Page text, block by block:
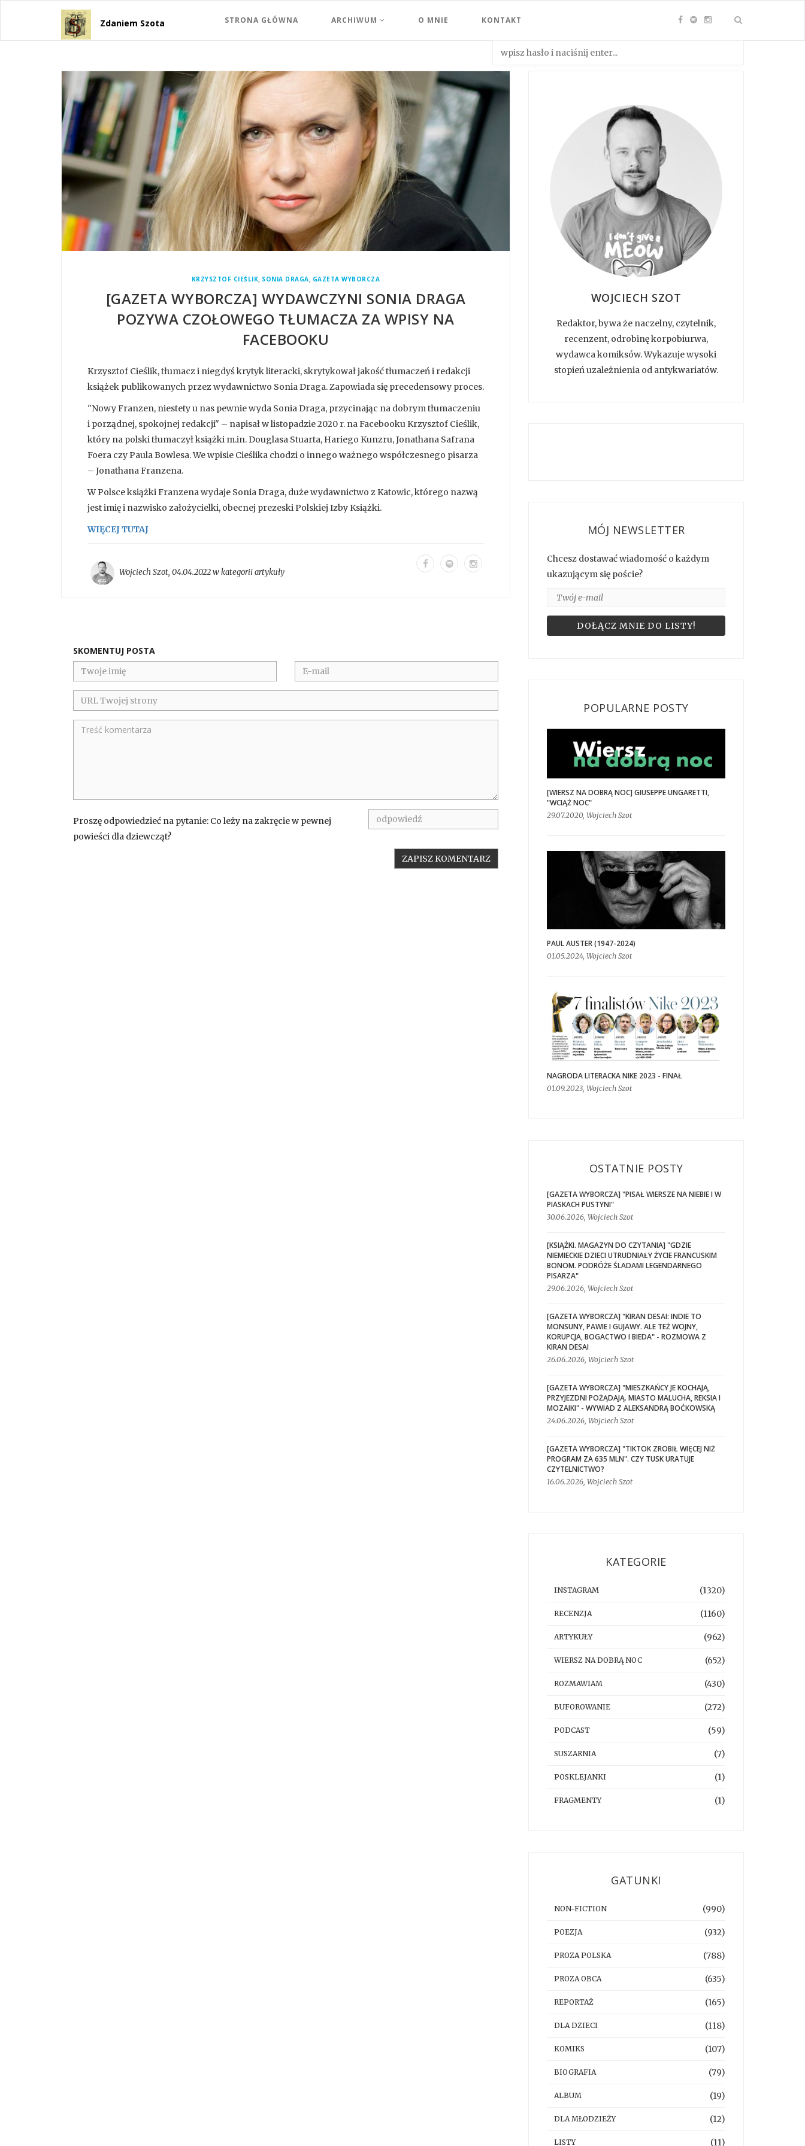
Zdaniem Szota STRONA GŁÓWNA ARCHIWUM O MNIE KONTAKT
KRZYSZTOF CIEŚLIK, SONIA DRAGA, GAZETA WYBORCZA
[GAZETA WYBORCZA] WYDAWCZYNI SONIA DRAGA
POZYWA CZOŁOWEGO TŁUMACZA ZA WPISY NA
FACEBOOKU
Krzysztof Cieślik, tłumacz i niegdyś krytyk literacki, skrytykował jakość tłumaczeń i redakcji
książek publikowanych przez wydawnictwo Sonia Draga. Zapowiada się precedensowy proces.
"Nowy Franzen, niestety u nas pewnie wyda Sonia Draga, przycinając na dobrym tłumaczeniu
i porządnej, spokojnej redakcji" – napisał w listopadzie 2020 r. na Facebooku Krzysztof Cieślik,
który na polski tłumaczył książki m.in. Douglasa Stuarta, Hariego Kunzru, Jonathana Safrana
Foera czy Paula Bowlesa. We wpisie Cieślika chodzi o innego ważnego współczesnego pisarza
– Jonathana Franzena.
W Polsce książki Franzena wydaje Sonia Draga, duże wydawnictwo z Katowic, którego nazwą
jest imię i nazwisko założycielki, obecnej prezeski Polskiej Izby Książki.
WIĘCEJ TUTAJ
Wojciech Szot, 04.04.2022 w kategoriiartykuły
SKOMENTUJ POSTA
Proszę odpowiedzieć na pytanie: Co leży na zakręcie w pewnej
powieści dla dziewcząt?
WOJCIECH SZOT
Redaktor, bywa że naczelny, czytelnik,
recenzent, odrobinę korpobiurwa,
wydawca komiksów. Wykazuje wysoki
stopień uzależnienia od antykwariatów.
MÓJ NEWSLETTER
Chcesz dostawać wiadomość o każdym
ukazującym się poście?
POPULARNE POSTY
[WIERSZ NA DOBRĄ NOC] GIUSEPPE UNGARETTI,
"WCIĄŻ NOC"
29.07.2020, Wojciech Szot
PAUL AUSTER (1947-2024)
01.05.2024, Wojciech Szot
NAGRODA LITERACKA NIKE 2023 - FINAŁ
01.09.2023, Wojciech Szot
OSTATNIE POSTY
[GAZETA WYBORCZA] "PISAŁ WIERSZE NA NIEBIE I W
PIASKACH PUSTYNI"
30.06.2026, Wojciech Szot
[KSIĄŻKI. MAGAZYN DO CZYTANIA] "GDZIE
NIEMIECKIE DZIECI UTRUDNIAŁY ŻYCIE FRANCUSKIM
BONOM. PODRÓŻE ŚLADAMI LEGENDARNEGO
PISARZA"
29.06.2026, Wojciech Szot
[GAZETA WYBORCZA] "KIRAN DESAI: INDIE TO
MONSUNY, PAWIE I GUJAWY. ALE TEŻ WOJNY,
KORUPCJA, BOGACTWO I BIEDA" - ROZMOWA Z
KIRAN DESAI
26.06.2026, Wojciech Szot
[GAZETA WYBORCZA] "MIESZKAŃCY JE KOCHAJĄ,
PRZYJEZDNI POŻĄDAJĄ. MIASTO MALUCHA, REKSIA I
MOZAIKI" - WYWIAD Z ALEKSANDRĄ BOĆKOWSKĄ
24.06.2026, Wojciech Szot
[GAZETA WYBORCZA] "TIKTOK ZROBIŁ WIĘCEJ NIŻ
PROGRAM ZA 635 MLN". CZY TUSK URATUJE
CZYTELNICTWO?
16.06.2026, Wojciech Szot
KATEGORIE
INSTAGRAM (1320)
RECENZJA (1160)
ARTYKUŁY (962)
WIERSZ NA DOBRĄ NOC (652)
ROZMAWIAM (430)
BUFOROWANIE (272)
PODCAST (59)
SUSZARNIA (7)
POSKLEJANKI (1)
FRAGMENTY (1)
GATUNKI
NON-FICTION (990)
POEZJA (932)
PROZA POLSKA (788)
PROZA OBCA (635)
REPORTAŻ (165)
DLA DZIECI (118)
KOMIKS (107)
BIOGRAFIA (79)
ALBUM (19)
DLA MŁODZIEŻY (12)
LISTY (11)